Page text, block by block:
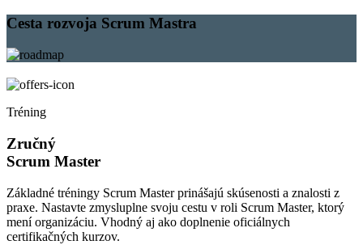
Cesta rozvoja Scrum Mastra
Tréning
Zručný
Scrum Master
Základné tréningy Scrum Master prinášajú skúsenosti a znalosti z
praxe. Nastavte zmysluplne svoju cestu v roli Scrum Master, ktorý
mení organizáciu. Vhodný aj ako doplnenie oficiálnych
certifikačných kurzov.